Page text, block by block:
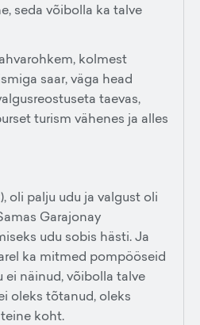
seda võibolla ka talve
kolmest
saar, väga head
taevas,
turism vähenes ja alles
oli palju udu ja valgust oli
Garajonay
udu sobis hästi. Ja
ka mitmed pompööseid
ei näinud, võibolla talve
oleks tõtanud, oleks
koht.